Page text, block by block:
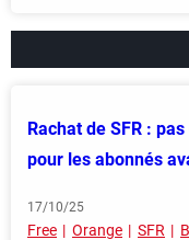
Rachat de SFR :
pour les abonnés
17/10/25
Free Orange SFR